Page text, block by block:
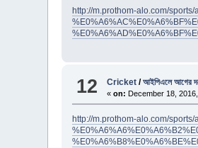
http://m.prothom-alo.com/
12 Cricket /আইপিএলে আগের
«on: December 18,
http://m.prothom-alo.com/